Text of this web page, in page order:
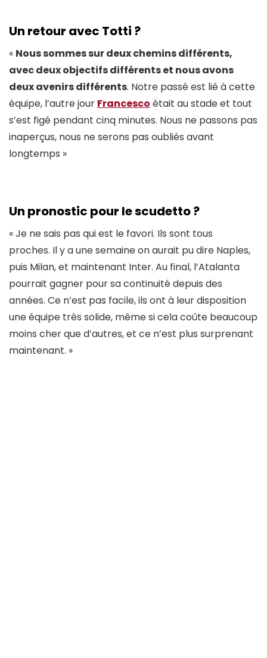
Un retour avec Totti ?
« Nous sommes sur deux chemins différents,
avec deux objectifs différents et nous avons
deux avenirs différents. Notre passé est lié à cette
équipe, l’autre jour Francesco était au stade et tout
s’est figé pendant cinq minutes. Nous ne passons pas
inaperçus, nous ne serons pas oubliés avant
longtemps »
Un pronostic pour le scudetto ?
« Je ne sais pas qui est le favori. Ils sont tous
proches. Il y a une semaine on aurait pu dire Naples,
puis Milan, et maintenant Inter. Au final, l’Atalanta
pourrait gagner pour sa continuité depuis des
années. Ce n’est pas facile, ils ont à leur disposition
une équipe très solide, même si cela coûte beaucoup
moins cher que d’autres, et ce n’est plus surprenant
maintenant. »